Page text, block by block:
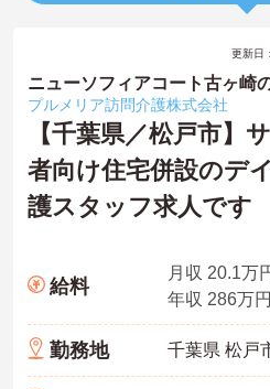
更新日
ニューソフィアコート古ヶ崎
プルメリア訪問介護株式会社
【千葉県／松戸市】
者向け住宅併設のデ
護スタッフ求人です
給料
勤務地 千葉県 松戸